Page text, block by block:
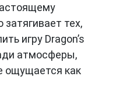
затягивает тех,
игру Dragon’s
атмосферы,
ощущается как